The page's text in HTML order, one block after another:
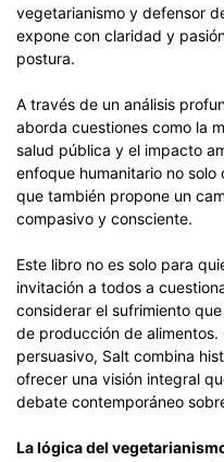
vegetarianismo y defensor
expone con claridad y
postura.
A través de un análisis
aborda cuestiones como la
salud pública y el impacto
enfoque humanitario no
que también propone un
compasivo y consciente.
Este libro no es solo para
invitación a todos a
considerar el sufrimiento
de producción de
persuasivo, Salt combina
ofrecer una visión integral
debate contemporáneo
La lógica del